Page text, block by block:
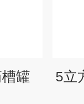
罐 5立